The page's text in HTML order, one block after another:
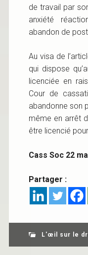
de travail par
anxiété
abandon de
Au visa de
qui dispose
licenciée en
Cour de
abandonne son
même en arrêt
être licencié
Cass Soc 22
Partager :
L'œil sur le